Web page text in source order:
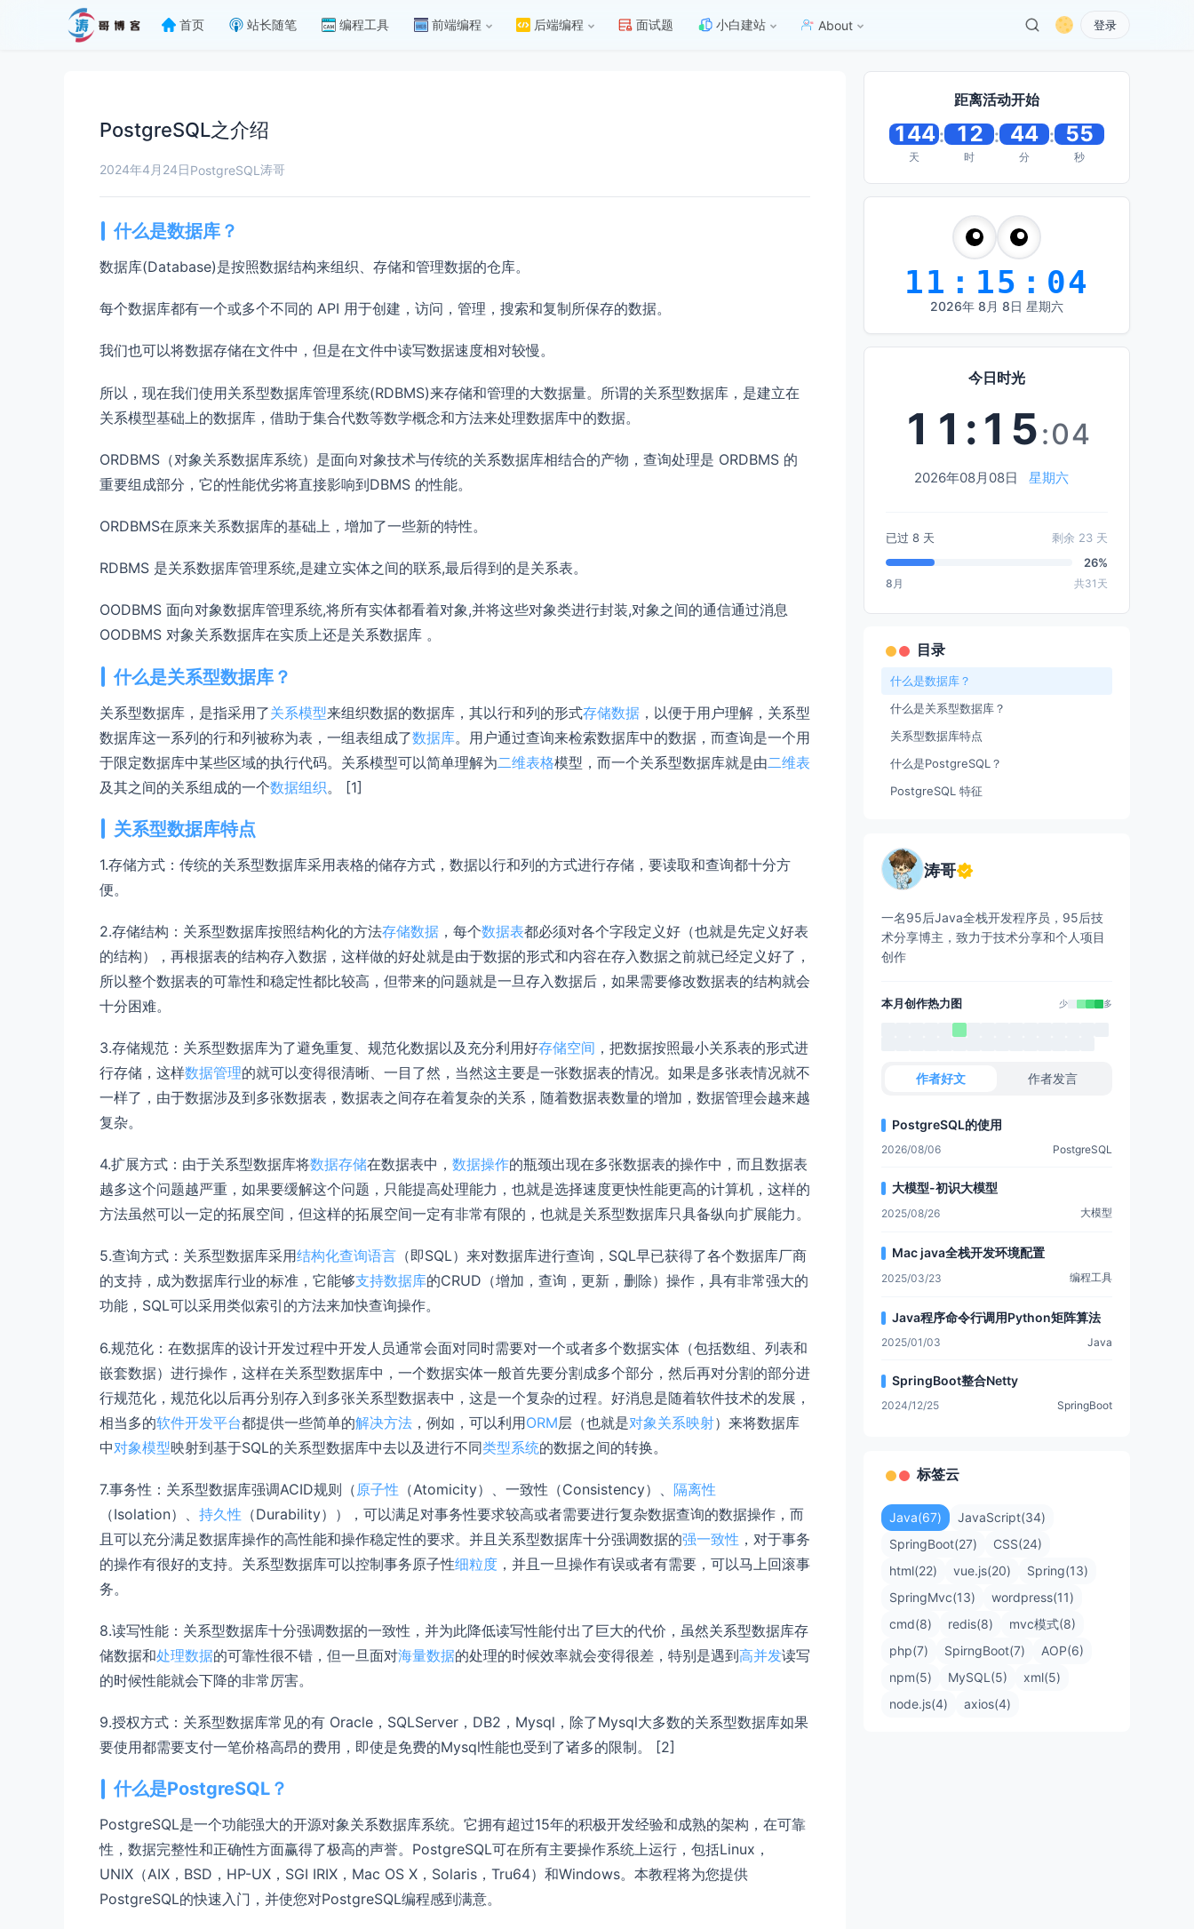
首页 站长随笔 编程工具 前端编程 后端编程 面试题 小白建站 About 登录
PostgreSQL之介绍
2024年4月24日PostgreSQL 涛哥
什么是数据库？
数据库(Database)是按照数据结构来组织、存储和管理数据的仓库。
每个数据库都有一个或多个不同的 API 用于创建，访问，管理，搜索和复制所保存的数据。
我们也可以将数据存储在文件中，但是在文件中读写数据速度相对较慢。
所以，现在我们使用关系型数据库管理系统(RDBMS)来存储和管理的大数据量。所谓的关系型数据库，是建立在
关系模型基础上的数据库，借助于集合代数等数学概念和方法来处理数据库中的数据。
ORDBMS（对象关系数据库系统）是面向对象技术与传统的关系数据库相结合的产物，查询处理是 ORDBMS 的
重要组成部分，它的性能优劣将直接影响到DBMS 的性能。
ORDBMS在原来关系数据库的基础上，增加了一些新的特性。
RDBMS 是关系数据库管理系统,是建立实体之间的联系,最后得到的是关系表。
OODBMS 面向对象数据库管理系统,将所有实体都看着对象,并将这些对象类进行封装,对象之间的通信通过消息
OODBMS 对象关系数据库在实质上还是关系数据库 。
什么是关系型数据库？
关系型数据库，是指采用了关系模型来组织数据的数据库，其以行和列的形式存储数据 ，以便于用户理解，关系型
数据库这一系列的行和列被称为表，一组表组成了数据库。用户通过查询来检索数据库中的数据，而查询是一个用
于限定数据库中某些区域的执行代码。关系模型可以简单理解为二维表格模型，而一个关系型数据库就是由二维表
及其之间的关系组成的一个数据组织。 [1]
关系型数据库特点
1.存储方式：传统的关系型数据库采用表格的储存方式，数据以行和列的方式进行存储，要读取和查询都十分方
便。
2.存储结构：关系型数据库按照结构化的方法存储数据 ，每个数据表都必须对各个字段定义好（也就是先定义好表
的结构），再根据表的结构存入数据，这样做的好处就是由于数据的形式和内容在存入数据之前就已经定义好了，
所以整个数据表的可靠性和稳定性都比较高，但带来的问题就是一旦存入数据后，如果需要修改数据表的结构就会
十分困难。
3.存储规范：关系型数据库为了避免重复、规范化数据以及充分利用好存储空间 ，把数据按照最小关系表的形式进
行存储，这样数据管理的就可以变得很清晰、一目了然，当然这主要是一张数据表的情况。如果是多张表情况就不
一样了，由于数据涉及到多张数据表，数据表之间存在着复杂的关系，随着数据表数量的增加，数据管理会越来越
复杂。
4.扩展方式：由于关系型数据库将数据存储在数据表中， 数据操作的瓶颈出现在多张数据表的操作中，而且数据表
越多这个问题越严重，如果要缓解这个问题，只能提高处理能力，也就是选择速度更快性能更高的计算机，这样的
方法虽然可以一定的拓展空间，但这样的拓展空间一定有非常有限的，也就是关系型数据库只具备纵向扩展能力。
5.查询方式：关系型数据库采用结构化查询语言 （即SQL）来对数据库进行查询，SQL早已获得了各个数据库厂商
的支持，成为数据库行业的标准，它能够支持数据库的CRUD（增加，查询，更新，删除）操作，具有非常强大的
功能，SQL可以采用类似索引的方法来加快查询操作。
6.规范化：在数据库的设计开发过程中开发人员通常会面对同时需要对一个或者多个数据实体（包括数组、列表和
嵌套数据）进行操作，这样在关系型数据库中，一个数据实体一般首先要分割成多个部分，然后再对分割的部分进
行规范化，规范化以后再分别存入到多张关系型数据表中，这是一个复杂的过程。好消息是随着软件技术的发展，
相当多的软件开发平台都提供一些简单的解决方法 ，例如，可以利用ORM层（也就是对象关系映射）来将数据库
中对象模型映射到基于SQL的关系型数据库中去以及进行不同类型系统的数据之间的转换。
7.事务性：关系型数据库强调ACID规则（ 原子性 （Atomicity）、一致性（Consistency）、 隔离性
（Isolation）、 持久性 （Durability）），可以满足对事务性要求较高或者需要进行复杂数据查询的数据操作，而
且可以充分满足数据库操作的高性能和操作稳定性的要求。并且关系型数据库十分强调数据的强一致性 ，对于事务
的操作有很好的支持。关系型数据库可以控制事务原子性细粒度 ，并且一旦操作有误或者有需要，可以马上回滚事
务。
8.读写性能：关系型数据库十分强调数据的一致性，并为此降低读写性能付出了巨大的代价，虽然关系型数据库存
储数据和处理数据的可靠性很不错，但一旦面对海量数据的处理的时候效率就会变得很差，特别是遇到高并发读写
的时候性能就会下降的非常厉害。
9.授权方式：关系型数据库常见的有 Oracle，SQLServer，DB2，Mysql，除了Mysql大多数的关系型数据库如果
要使用都需要支付一笔价格高昂的费用，即使是免费的Mysql性能也受到了诸多的限制。 [2]
什么是PostgreSQL？
PostgreSQL是一个功能强大的开源对象关系数据库系统。它拥有超过15年的积极开发经验和成熟的架构，在可靠
性，数据完整性和正确性方面赢得了极高的声誉。PostgreSQL可在所有主要操作系统上运行，包括Linux，
UNIX（AIX，BSD，HP-UX，SGI IRIX，Mac OS X，Solaris，Tru64）和Windows。本教程将为您提供
PostgreSQL的快速入门，并使您对PostgreSQL编程感到满意。
距离活动开始
144
天
: 12
时
: 44
分
: 54
秒
11 : 15 : 05
2026年 8 月 8日 星期六
今日时光
11 :15:05
2026年08月08日 星期六
已过 8 天 剩余 23 天
26%
8月 共31天
目录
什么是数据库？
什么是关系型数据库？
关系型数据库特点
什么是PostgreSQL？
PostgreSQL 特征
涛哥
一名95后Java全栈开发程序员，95后技
术分享博主，致力于技术分享和个人项目
创作
本月创作热力图 少 多
作者好文 作者发言
PostgreSQL的使用
2026/08/06 PostgreSQL
大模型-初识大模型
2025/08/26 大模型
Mac java全栈开发环境配置
2025/03/23 编程工具
Java程序命令行调用Python矩阵算法
2025/01/03 Java
SpringBoot整合Netty
2024/12/25 SpringBoot
标签云
Java(67)
JavaScript(34)
SpringBoot(27)
CSS(24)
html(22)
vue.js(20)
Spring(13)
SpringMvc(13)
wordpress(11)
cmd(8)
redis(8)
mvc模式(8)
php(7)
SpirngBoot(7)
AOP(6)
npm(5)
MySQL(5)
xml(5)
node.js(4)
axios(4)